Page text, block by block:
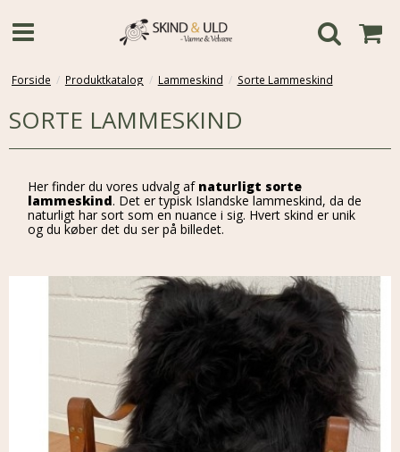
Forside / Produktkatalog / Lammeskind / Sorte Lammeskind
SORTE LAMMESKIND
Her finder du vores udvalg afnaturligt sorte
lammeskind. Det er typisk Islandske lammeskind, da de
naturligt har sort som en nuance i sig. Hvert skind er unik
og du køber det du ser på billedet.